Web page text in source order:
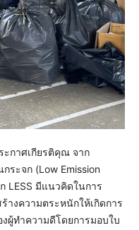
กาศเกียรติคุณ จาก
ระจก (Low Emission
LESS มีแนวคิดในการ
งความตระหนักให้เกิดการ
ผู้ทำความดีโดยการมอบใบ